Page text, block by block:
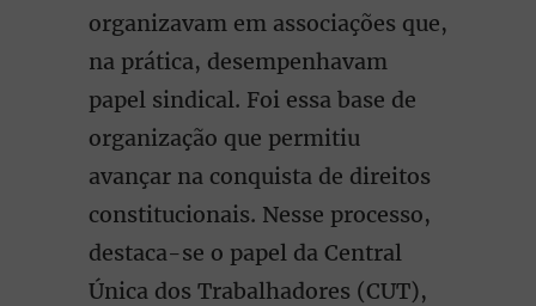
organizavam em associações que,
na prática, desempenhavam
papel sindical. Foi essa base de
organização que permitiu
avançar na conquista de direitos
constitucionais. Nesse processo,
destaca-se o papel da Central
Única dos Trabalhadores (CUT),